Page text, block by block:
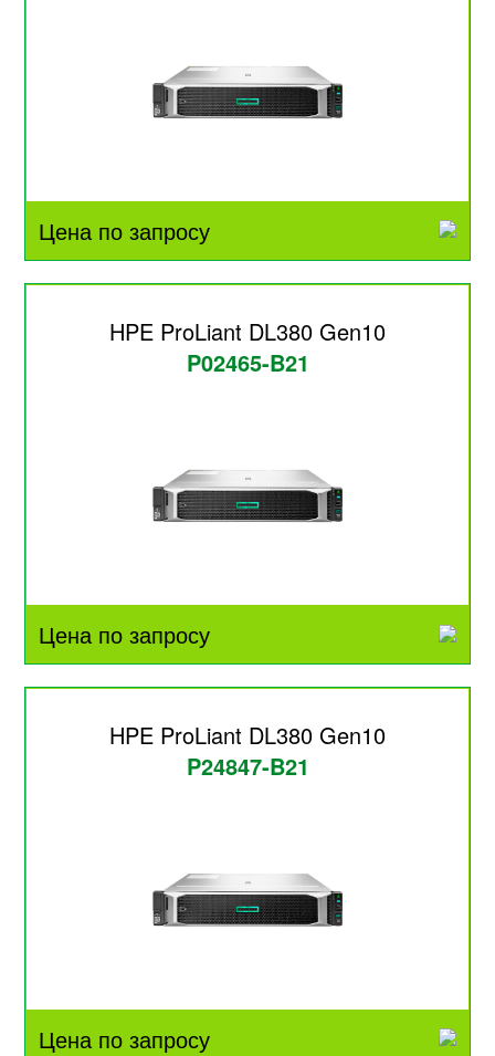
Цена по запросу
HPE ProLiant DL380 Gen10
P02465-B21
Цена по запросу
HPE ProLiant DL380 Gen10
P24847-B21
Цена по запросу